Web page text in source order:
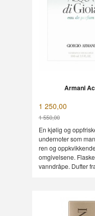
Armani
1 250,00
1 550,00
Rabatt
En kjølig og
undernoter som
ren og
omgivelsene.
vanndråpe. Dufter